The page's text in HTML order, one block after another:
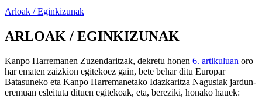
Arloak / Eginkizunak
ARLOAK / EGINKIZUNAK
Kanpo Harremanen Zuzendaritzak, dekretu honen 6. artikuluan oro
har ematen zaizkion egitekoez gain, bete behar ditu Europar
Batasuneko eta Kanpo Harremanetako Idazkaritza Nagusiak jardun-
eremuan esleituta dituen egitekoak, eta, bereziki, honako hauek: